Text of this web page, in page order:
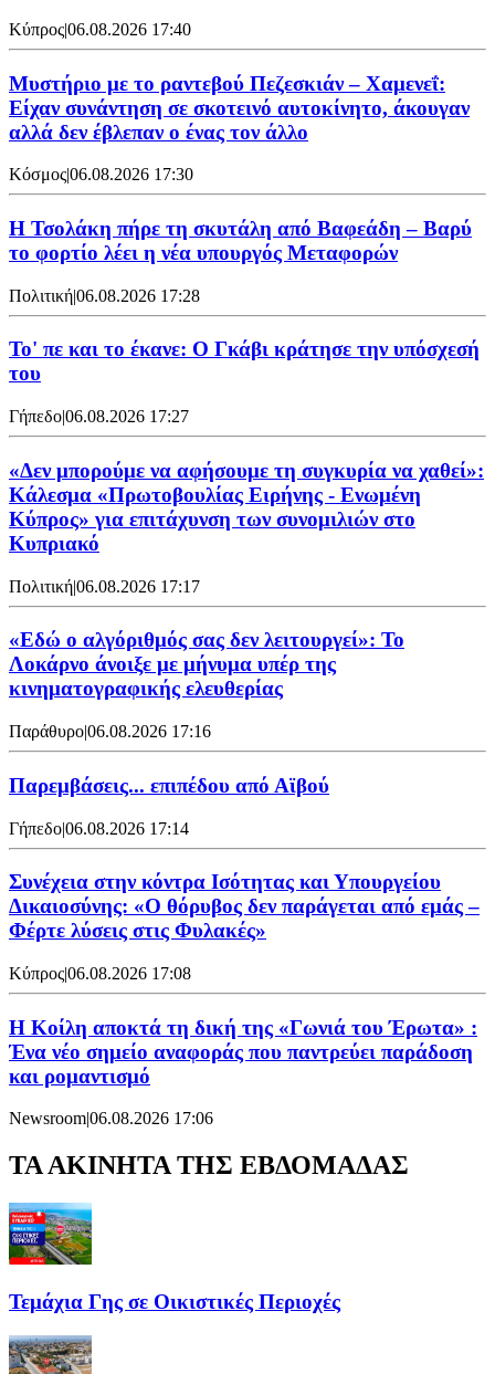
Κύπρος|06.08.2026 17:40
Μυστήριο με το ραντεβού Πεζεσκιάν – Χαμενεΐ:
Είχαν συνάντηση σε σκοτεινό αυτοκίνητο, άκουγαν
αλλά δεν έβλεπαν ο ένας τον άλλο
Κόσμος|06.08.2026 17:30
Η Τσολάκη πήρε τη σκυτάλη από Βαφεάδη – Βαρύ
το φορτίο λέει η νέα υπουργός Μεταφορών
Πολιτική|06.08.2026 17:28
Το' πε και το έκανε: Ο Γκάβι κράτησε την υπόσχεσή
του
Γήπεδο|06.08.2026 17:27
«Δεν μπορούμε να αφήσουμε τη συγκυρία να χαθεί»:
Κάλεσμα «Πρωτοβουλίας Ειρήνης - Ενωμένη
Κύπρος» για επιτάχυνση των συνομιλιών στο
Κυπριακό
Πολιτική|06.08.2026 17:17
«Εδώ ο αλγόριθμός σας δεν λειτουργεί»: Το
Λοκάρνο άνοιξε με μήνυμα υπέρ της
κινηματογραφικής ελευθερίας
Παράθυρο|06.08.2026 17:16
Παρεμβάσεις... επιπέδου από Αϊβού
Γήπεδο|06.08.2026 17:14
Συνέχεια στην κόντρα Ισότητας και Υπουργείου
Δικαιοσύνης: «Ο θόρυβος δεν παράγεται από εμάς –
Φέρτε λύσεις στις Φυλακές»
Κύπρος|06.08.2026 17:08
Η Κοίλη αποκτά τη δική της «Γωνιά του Έρωτα» :
Ένα νέο σημείο αναφοράς που παντρεύει παράδοση
και ρομαντισμό
Newsroom|06.08.2026 17:06
ΤΑ ΑΚΙΝΗΤΑ ΤΗΣ ΕΒΔΟΜΑΔΑΣ
Τεμάχια Γης σε Οικιστικές Περιοχές